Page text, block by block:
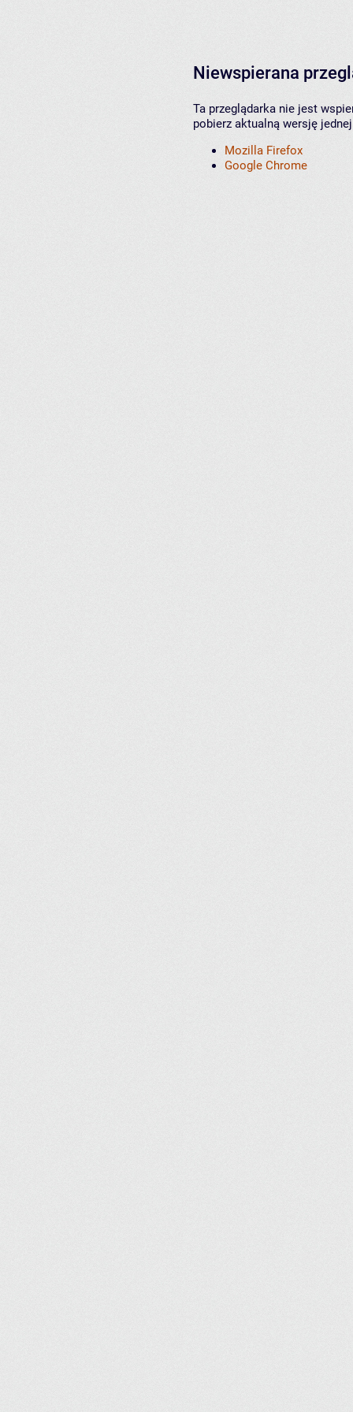
Niewspierana
Ta przeglądarka nie jest
pobierz aktualną wersję
Mozilla Firefox
Google Chrome